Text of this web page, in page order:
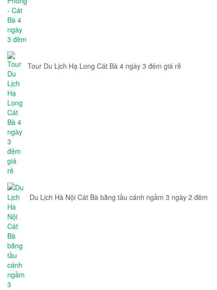
Tour Du Lịch Hạ Long Cát Bà 4 ngày 3 đêm giá rẻ
Du Lịch Hà Nội Cát Bà bằng tầu cánh ngầm 3 ngày 2 đêm